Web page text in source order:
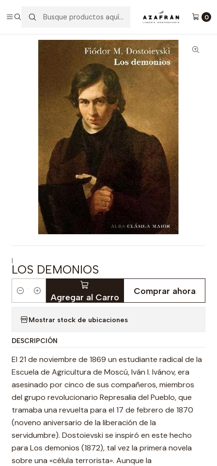
0
Los Demonios
|
LOS DEMONIOS
Cantidad Agregar al Carro
Comprar ahora
Mostrar stock de ubicaciones
DESCRIPCIÓN
El 21 de noviembre de 1869 un estudiante radical de la
Escuela de Agricultura de Moscú, Iván I. Ivánov, era
asesinado por cinco de sus compañeros, miembros
del grupo revolucionario Represalia del Pueblo, que
tramaba una revuelta para el 17 de febrero de 1870
(noveno aniversario de la liberación de la
servidumbre). Dostoievski se inspiró en este hecho
para Los demonios (1872), tal vez la primera novela
sobre una «célula terrorista». Aunque la